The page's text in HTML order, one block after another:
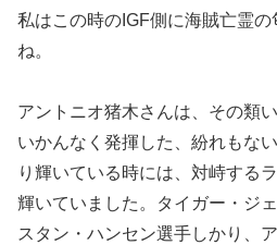
私はこの時のIGF側に海賊亡霊の
ね。
アントニオ猪木さんは、その類
いかんなく発揮した、紛れもな
り輝いている時には、対峙する
輝いていました。タイガー・ジ
スタン・ハンセン選手しかり、